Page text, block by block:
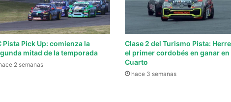
Pista Pick Up: comienza la
mitad de la temporada
2 semanas
Clase 2 del Turismo Pista:
el primer cordobés en ganar en
Cuarto
hace 3 semanas